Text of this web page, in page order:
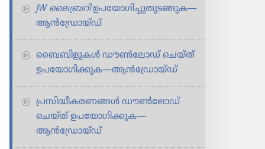
JW ലൈ​ബ്ര​റിഉപയോ​ഗി​ച്ചു​തു​ട​ങ്ങുക—
ആൻഡ്രോയ്‌ഡ്‌
ബൈബി​ളു​കൾ ഡൗൺലോഡ്‌ ചെയ്‌ത്‌
ഉപയോ​ഗി​ക്കു​ക—ആൻഡ്രോയ്‌ഡ്‌
പ്രസി​ദ്ധീ​ക​ര​ണ​ങ്ങൾ ഡൗൺലോഡ്‌
ചെയ്‌ത്‌ ഉപയോ​ഗി​ക്കു​ക—
ആൻഡ്രോയ്‌ഡ്‌